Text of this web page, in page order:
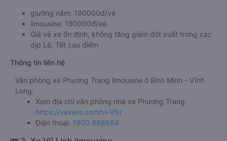
giường nằm: 190000đ/vé
limousine: 190000đ/vé
Giá vé xe ổn định, không tăng giảm đột xuất trong các
dịp Lễ, Tết cao điểm
Thông tin liên hệ
Văn phòng xe Phương Trang limousine ở Bình Minh - Vĩnh
Long:
Xem địa chỉ văn phòng nhà xe Phương Trang:
https://vexere.com/vi-VN/
Điện thoại: 1900 888684